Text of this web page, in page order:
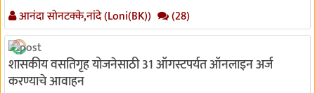
आनंदा सोनटक्के,नांदे (Loni(BK)) (28)
शासकीय वसतिगृह योजनेसाठी 31 ऑगस्टपर्यत ऑनलाइन अर्ज
करण्याचे आवाहन